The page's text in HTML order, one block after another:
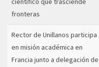
fronteras
Rector de Unillanos participa
en misión académica en
Francia junto a delegación de